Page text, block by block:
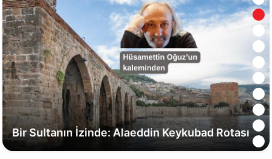
Bir Sultanın İzinde: Alaeddin Keykubad Rotası